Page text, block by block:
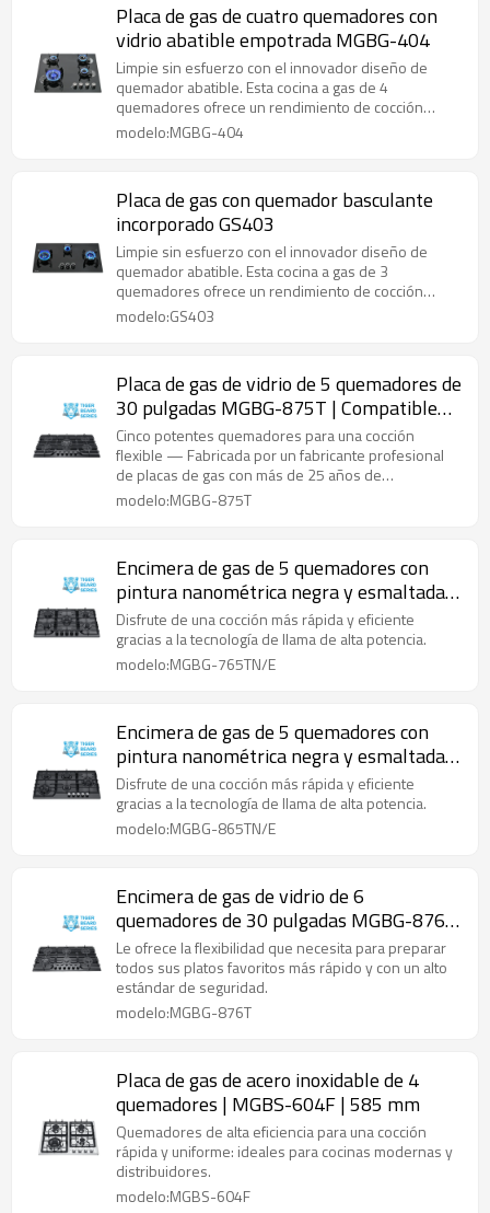
Placa de gas de cuatro quemadores con
vidrio abatible empotrada MGBG-404
Limpie sin esfuerzo con el innovador diseño de
quemador abatible. Esta cocina a gas de 4
quemadores ofrece un rendimiento de cocción
potente y un mantenimiento sencillo.
modelo:MGBG-404
Placa de gas con quemador basculante
incorporado GS403
Limpie sin esfuerzo con el innovador diseño de
quemador abatible. Esta cocina a gas de 3
quemadores ofrece un rendimiento de cocción
potente y un mantenimiento sencillo.
modelo:GS403
Placa de gas de vidrio de 5 quemadores de
30 pulgadas MGBG-875T | Compatible
con OEM y ODM
Cinco potentes quemadores para una cocción
flexible — Fabricada por un fabricante profesional
de placas de gas con más de 25 años de
experiencia.
modelo:MGBG-875T
Encimera de gas de 5 quemadores con
pintura nanométrica negra y esmaltada |
30 pulgadas | MBG-765TN/E |
Compatible con ODM y OEM
Disfrute de una cocción más rápida y eficiente
gracias a la tecnología de llama de alta potencia.
modelo:MGBG-765TN/E
Encimera de gas de 5 quemadores con
pintura nanométrica negra y esmaltada |
30 pulgadas | MBG-865TN/E |
Compatible con ODM y OEM
Disfrute de una cocción más rápida y eficiente
gracias a la tecnología de llama de alta potencia.
modelo:MGBG-865TN/E
Encimera de gas de vidrio de 6
quemadores de 30 pulgadas MGBG-876T
| Compatible con OEM y ODM
Le ofrece la flexibilidad que necesita para preparar
todos sus platos favoritos más rápido y con un alto
estándar de seguridad.
modelo:MGBG-876T
Placa de gas de acero inoxidable de 4
quemadores | MGBS-604F | 585 mm
Quemadores de alta eficiencia para una cocción
rápida y uniforme: ideales para cocinas modernas y
distribuidores.
modelo:MGBS-604F